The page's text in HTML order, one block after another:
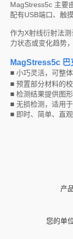
MagStress5c 主要
配有USB端口、触
作为X射线衍射法
力状态或变化趋势
MagStress5c 巴
■ 小巧灵活，可整
■ 预置部分材料的
■ 检测结果提供图
■ 无损检测，适用
■ 即时、简单、直
产
您的单位